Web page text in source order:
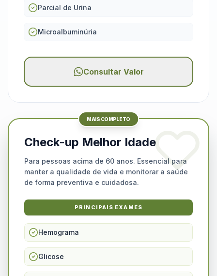
Parcial de Urina
Microalbuminúria
Consultar Valor
MAIS COMPLETO
Check-up Melhor Idade
Para pessoas acima de 60 anos. Essencial para
manter a qualidade de vida e monitorar a saúde
de forma preventiva e cuidadosa.
PRINCIPAIS EXAMES
Hemograma
Glicose